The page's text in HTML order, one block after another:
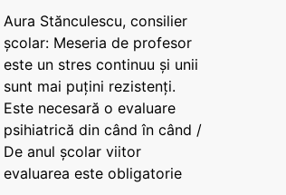
Aura Stănculescu, consilier
școlar: Meseria de profesor
este un stres continuu și unii
sunt mai puțini rezistenți.
Este necesară o evaluare
psihiatrică din când în când /
De anul școlar viitor
evaluarea este obligatorie